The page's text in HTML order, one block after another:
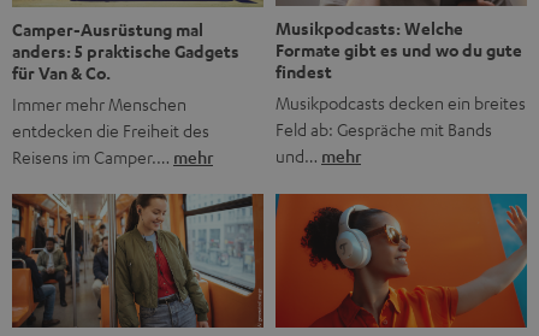
Camper-Ausrüstung mal
anders: 5 praktische Gadgets
für Van & Co.
Immer mehr Menschen
entdecken die Freiheit des
Reisens im Camper.… mehr
Musikpodcasts: Welche
Formate gibt es und wo du gute
findest
Musikpodcasts decken ein breites
Feld ab: Gespräche mit Bands
und… mehr